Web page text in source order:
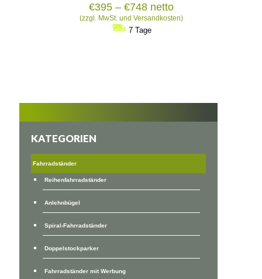
€395 – €748Preisspanne:
€395
bis
netto
(zzgl. MwSt. und Versandkosten)
7 Tage
KATEGORIEN
Fahrradständer
Reihenfahrradständer
Anlehnbügel
Spiral-Fahrradständer
Doppelstockparker
Fahrradständer mit Werbung